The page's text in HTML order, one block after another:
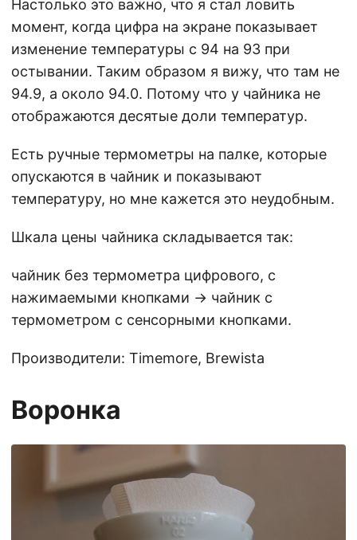
Настолько это важно, что я стал ловить
момент, когда цифра на экране показывает
изменение температуры с 94 на 93 при
остывании. Таким образом я вижу, что там не
94.9, а около 94.0. Потому что у чайника не
отображаются десятые доли температур.
Есть ручные термометры на палке, которые
опускаются в чайник и показывают
температуру, но мне кажется это неудобным.
Шкала цены чайника складывается так:
чайник без термометра цифрового, с
нажимаемыми кнопками -> чайник с
термометром с сенсорными кнопками.
Производители: Timemore, Brewista
Воронка